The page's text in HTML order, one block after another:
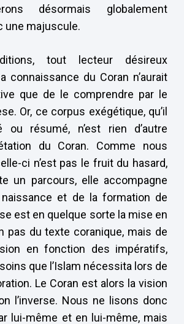
désormais globalement
une majuscule.
tout lecteur désireux
connaissance du Coran n’aurait
que de le comprendre par le
Or, ce corpus exégétique, qu’il
ou résumé, n’est rien d’autre
du Coran. Comme nous
ci n’est pas le fruit du hasard,
un parcours, elle accompagne
naissance et de la formation de
est en quelque sorte la mise en
pas du texte coranique, mais de
en fonction des impératifs,
que l’Islam nécessita lors de
Le Coran est alors la vision
l’inverse. Nous ne lisons donc
lui-même et en lui-même, mais